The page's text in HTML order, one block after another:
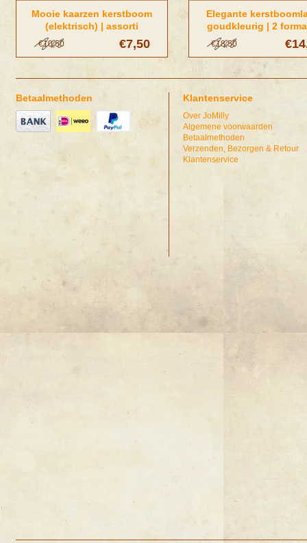
Mooie kaarzen kerstboom
(elektrisch) | assorti
€7,50
€10,50
Elegante
goudkleurig | 2
€18,50
Betaalmethoden Klantenservice
Over JoMilly
Algemene voorwaarden
Betaalmethoden
Verzenden, Bezorgen & Retour
Klantenservice